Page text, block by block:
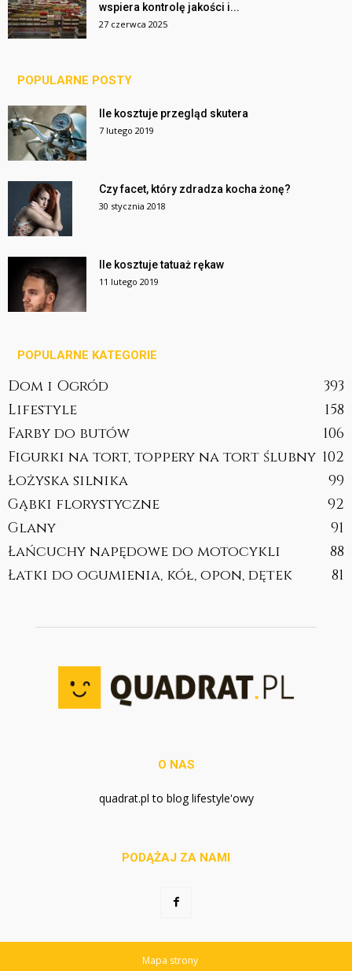
wspiera kontrolę jakości i...
27 czerwca 2025
POPULARNE POSTY
Ile kosztuje przegląd skutera
7 lutego 2019
Czy facet, który zdradza kocha żonę?
30 stycznia 2018
Ile kosztuje tatuaż rękaw
11 lutego 2019
POPULARNE KATEGORIE
Dom i Ogród
393
Lifestyle
158
Farby do butów
106
Figurki na tort, toppery na tort ślubny 102
Łożyska silnika
99
Gąbki florystyczne
92
Glany
91
Łańcuchy napędowe do motocykli
88
Łatki do ogumienia, kół, opon, dętek
81
O NAS
quadrat.pl to blog lifestyle'owy
PODĄŻAJ ZA NAMI
Mapa strony